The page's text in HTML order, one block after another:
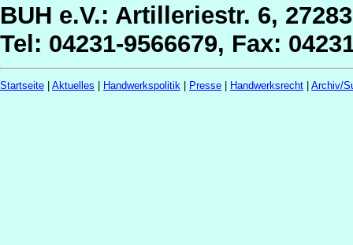
BUH e.V.: Artilleriestr. 6,
Tel: 04231-9566679, Fax:
Startseite Aktuelles Handwerkspolitik Presse Handwerksrecht Archiv/